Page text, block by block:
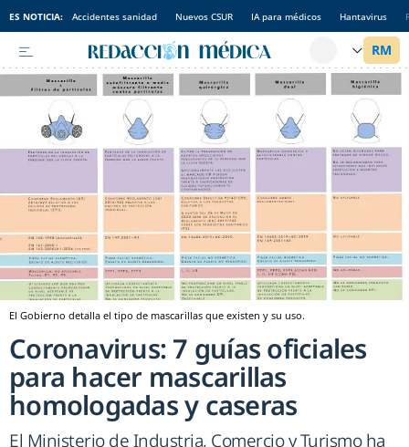
ES NOTICIA: Accidentes sanidad Nuevos CSUR IA para médicos Hantavirus
El Gobierno detalla el tipo de mascarillas que existen y su uso.
Coronavirus: 7 guías oficiales
para hacer mascarillas
homologadas y caseras
El Ministerio de Industria, Comercio y Turismo ha